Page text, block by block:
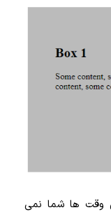
وقت ها شما نمی